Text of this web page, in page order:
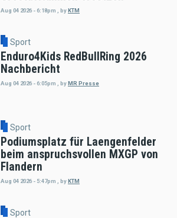
Aug 04 2026 - 6:18pm , by KTM
Sport
Enduro4Kids RedBullRing 2026
Nachbericht
Aug 04 2026 - 6:05pm byMR Presse
Sport
Podiumsplatz für Laengenfelder
beim anspruchsvollen MXGP von
Flandern
Aug 04 2026 - 5:47pm byKTM
Sport